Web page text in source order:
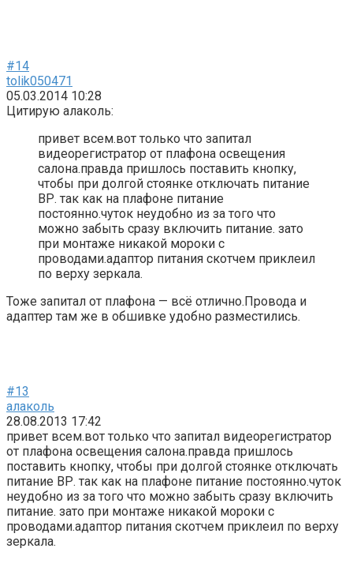
#14
tolik050471
05.03.2014 10:28
Цитирую алаколь:
привет всем.вот только что запитал
видеорегистратор от плафона освещения
салона.правда пришлось поставить кнопку,
чтобы при долгой стоянке отключать питание
ВР. так как на плафоне питание
постоянно.чуток неудобно из за того что
можно забыть сразу включить питание. зато
при монтаже никакой мороки с
проводами.адаптор питания скотчем приклеил
по верху зеркала.
Тоже запитал от плафона — всё отлично.Провода и
адаптер там же в обшивке удобно разместились.
#13
алаколь
28.08.2013 17:42
привет всем.вот только что запитал видеорегистратор
от плафона освещения салона.правда пришлось
поставить кнопку, чтобы при долгой стоянке отключать
питание ВР. так как на плафоне питание постоянно.чуток
неудобно из за того что можно забыть сразу включить
питание. зато при монтаже никакой мороки с
проводами.адаптор питания скотчем приклеил по верху
зеркала.